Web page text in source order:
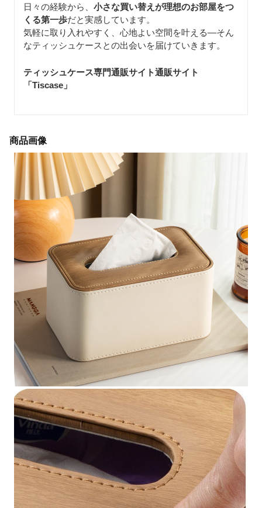
日々の経験から、 小さな買い替えが理想のお部屋をつ
くる第一歩だと実感しています。
気軽に取り入れやすく、心地よい空間を叶える—そん
なティッシュケースとの出会いを届けていきます。
ティッシュケース専門通販サイト通販サイト
「Tiscase 」
商品画像